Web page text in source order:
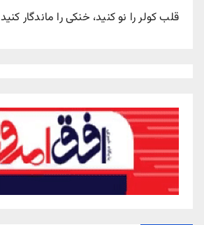
قلب کولر را نو کنید، خنکی را ماندگار کنید